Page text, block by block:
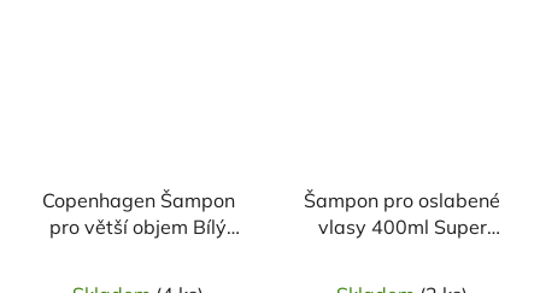
Copenhagen Šampon
pro větší objem Bílý
Šampon pro oslabené
vlasy 400ml Super